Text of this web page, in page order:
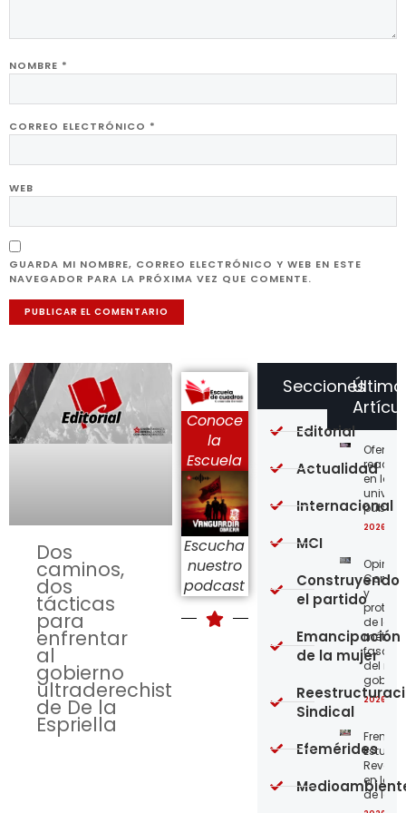
NOMBRE *
CORREO ELECTRÓNICO *
WEB
GUARDA MI NOMBRE, CORREO ELECTRÓNICO Y WEB EN ESTE
NAVEGADOR PARA LA PRÓXIMA VEZ QUE COMENTE.
Dos
caminos,
dos
tácticas
para
enfrentar
al
gobierno
ultraderechista
de De la
Espriella
Conoce
la
Escuela
Escucha
nuestro
podcast
en las
2026-
y
de los
del
2026-
Frente
en la
de los
Secciones
Editorial
Actualidad
Internacional
MCI
Construyendo
el partido
Emancipación
de la mujer
Sindical
Efemérides